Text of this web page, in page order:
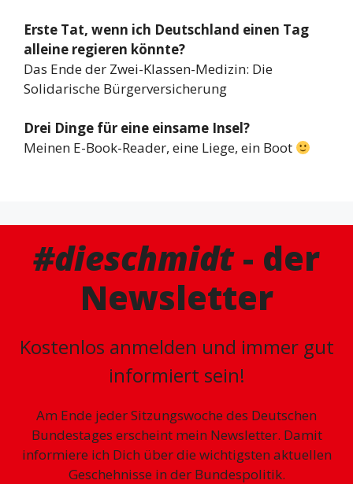
Erste Tat, wenn ich Deutschland einen Tag
alleine regieren könnte?
Das Ende der Zwei-Klassen-Medizin: Die
Solidarische Bürgerversicherung
Drei Dinge für eine einsame Insel?
Meinen E-Book-Reader, eine Liege, ein Boot
#dieschmidt- der
Newsletter
Kostenlos anmelden und immer gut
informiert sein!
Am Ende jeder Sitzungswoche des Deutschen
Bundestages erscheint mein Newsletter. Damit
informiere ich Dich über die wichtigsten aktuellen
Geschehnisse in der Bundespolitik.